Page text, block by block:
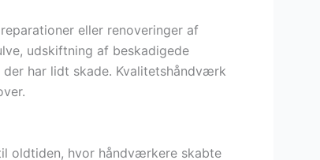
eller renoveringer af
udskiftning af beskadigede
har lidt skade. Kvalitetshåndværk
oldtiden, hvor håndværkere skabte